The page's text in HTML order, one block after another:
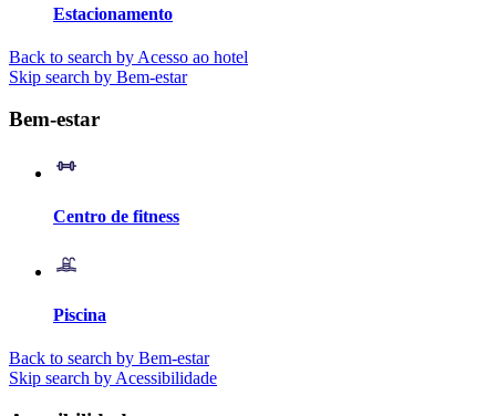
Estacionamento
Back to search by Acesso ao hotel
Skip search by Bem-estar
Bem-estar
Centro de fitness
Piscina
Back to search by Bem-estar
Skip search by Acessibilidade